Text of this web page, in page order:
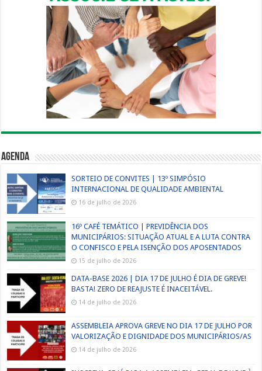
Agenda
SORTEIO DE CONVITES | 13º SIMPÓSIO
INTERNACIONAL DE QUALIDADE AMBIENTAL
16 de julho de 2026
16º CAFÉ TEMÁTICO | PREVIDÊNCIA DOS
MUNICIPÁRIOS: SITUAÇÃO ATUAL E A LUTA CONTRA
O CONFISCO E PELA ISENÇÃO DOS APOSENTADOS
15 de julho de 2026
DATA-BASE 2026 | DIA 17 DE JULHO É DIA DE GREVE!
BASTA! ZERO DE REAJUSTE É INACEITÁVEL.
14 de julho de 2026
ASSEMBLEIA APROVA GREVE NO DIA 17 DE JULHO POR
VALORIZAÇÃO E DIGNIDADE DOS MUNICIPÁRIOS/AS
14 de julho de 2026